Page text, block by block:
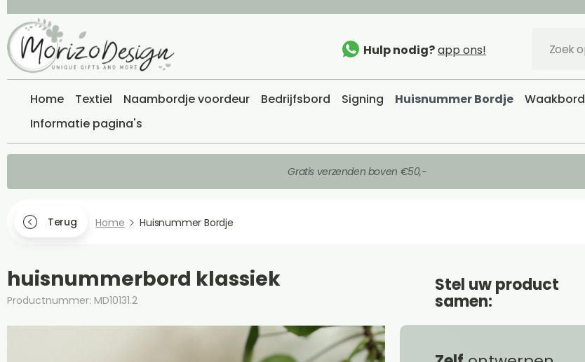
Hulp nodig?app ons!
Home Textiel Naambordje voordeur Bedrijfsbord Signing Huisnummer Bordje Waakbord
Informatie pagina's
Gratis verzenden boven €50,-
Terug Home Huisnummer Bordje
huisnummerbord klassiek
Productnummer: MD10131.2
Stel uw product
samen: